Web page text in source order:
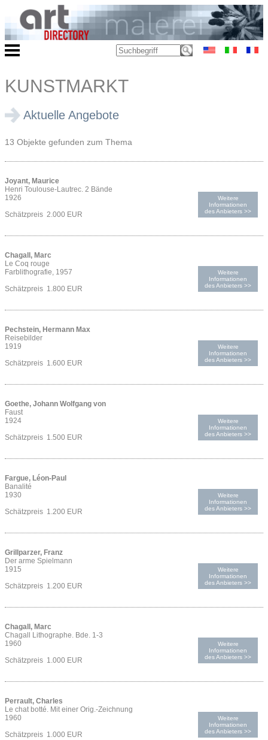
KUNSTMARKT
Aktuelle Angebote
13 Objekte gefunden zum Thema
Joyant, Maurice
Henri Toulouse-Lautrec. 2 Bände
1926
Schätzpreis 2.000 EUR
Weitere
Informationen
des Anbieters >>
Chagall, Marc
Le Coq rouge
Farblithografie, 1957
Schätzpreis 1.800 EUR
Weitere
Informationen
des Anbieters >>
Pechstein, Hermann Max
Reisebilder
1919
Schätzpreis 1.600 EUR
Weitere
Informationen
des Anbieters >>
Goethe, Johann Wolfgang von
Faust
1924
Schätzpreis 1.500 EUR
Weitere
Informationen
des Anbieters >>
Fargue, Léon-Paul
Banalité
1930
Schätzpreis 1.200 EUR
Weitere
Informationen
des Anbieters >>
Grillparzer, Franz
Der arme Spielmann
1915
Schätzpreis 1.200 EUR
Weitere
Informationen
des Anbieters >>
Chagall, Marc
Chagall Lithographe. Bde. 1-3
1960
Schätzpreis 1.000 EUR
Weitere
Informationen
des Anbieters >>
Perrault, Charles
Le chat botté. Mit einer Orig.-Zeichnung
1960
Schätzpreis 1.000 EUR
Weitere
Informationen
des Anbieters >>